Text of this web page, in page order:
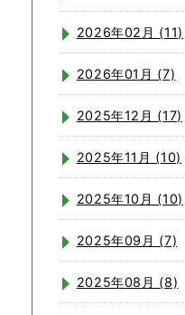
2026年02月 (11)
2026年01月 (7)
2025年12月 (17)
2025年11月 (10)
2025年10月 (10)
2025年09月 (7)
2025年08月 (8)